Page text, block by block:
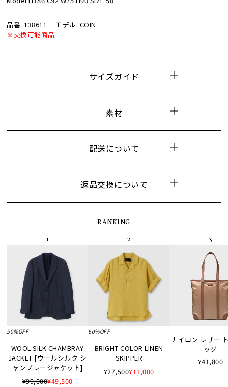
品番: 138611
モデル: COIN
※交換可能商品
サイズガイド
素材
配送について
返品交換について
RANKING
50%OFF
WOOL SILK CHAMBRAY
JACKET [ウールシルク シ
ャンブレージャケット]
¥99,000¥49,500
60%OFF
BRIGHT COLOR LINEN
SKIPPER
¥27,500¥11,000
ナイロン レザー
ッグ
¥41,800